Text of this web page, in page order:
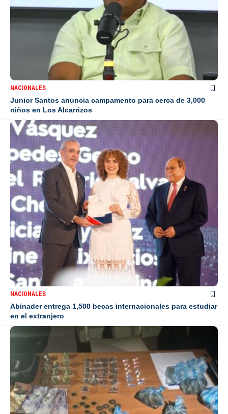
NACIONALES
Junior Santos anuncia campamento para cerca de 3,000
niños en Los Alcarrizos
NACIONALES
Abinader entrega 1,500 becas internacionales para estudiar
en el extranjero